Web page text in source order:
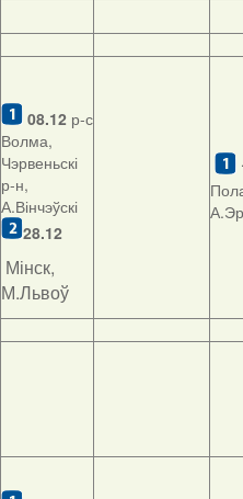
08.12 р-с
Волма,
Чэрвеньскі
р-н,
А.Вінчэўскі
28.12
Мінск,
М.Львоў